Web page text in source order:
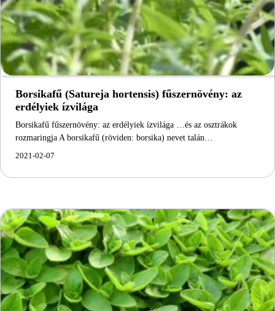
Borsikafű (Satureja hortensis) fűszernövény: az
erdélyiek ízvilága
Borsikafű fűszernövény: az erdélyiek ízvilága …és az osztrákok
rozmaringja A borsikafű (röviden: borsika) nevet talán…
2021-02-07